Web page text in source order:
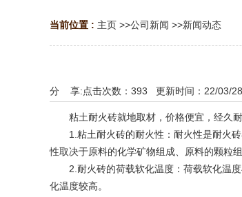
当前位置 : 主页 >>公司新闻 >>新闻动态
点击次数： 393 更新时间：22/03/
分 享:
粘土耐火砖就地取材，价格便宜，经久耐
1.粘土耐火砖的耐火性：耐火性是耐火砖
性取决于原料的化学矿物组成、原料的颗粒
2.耐火砖的荷载软化温度：荷载软化温度
化温度较高。